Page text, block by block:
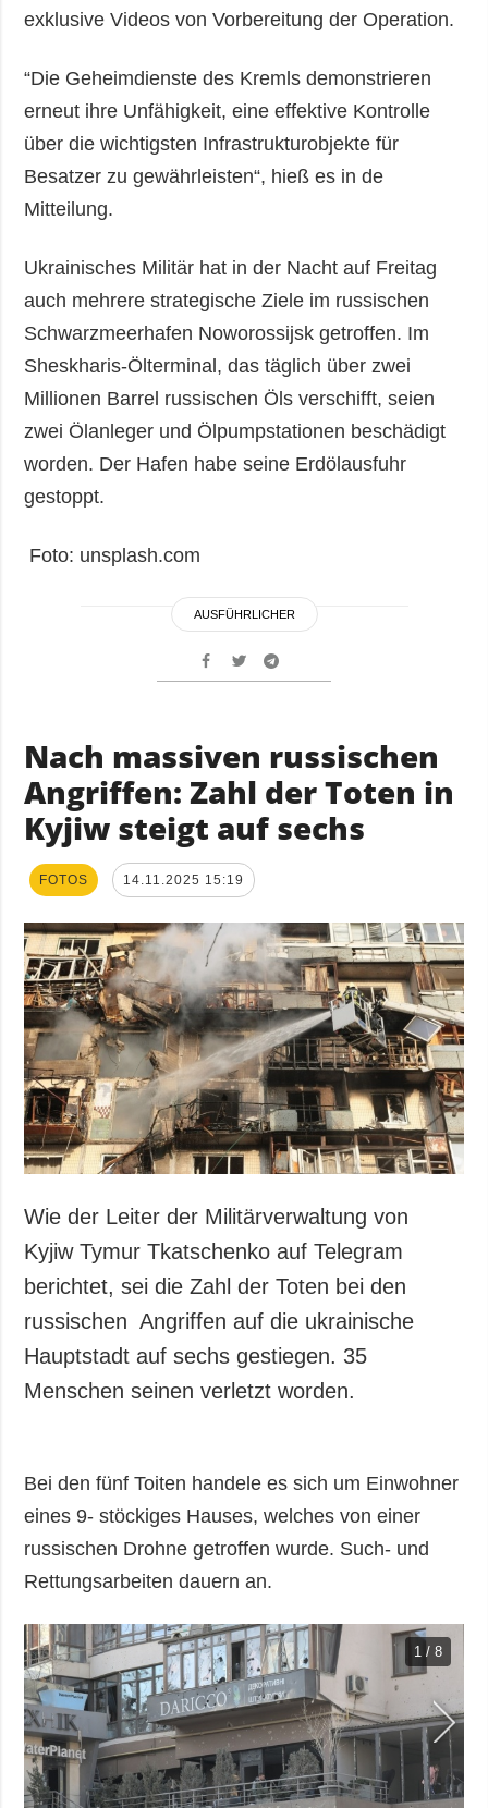
exklusive Videos von Vorbereitung der Operation.
“Die Geheimdienste des Kremls demonstrieren
erneut ihre Unfähigkeit, eine effektive Kontrolle
über die wichtigsten Infrastrukturobjekte für
Besatzer zu gewährleisten“, hieß es in de
Mitteilung.
Ukrainisches Militär hat in der Nacht auf Freitag
auch mehrere strategische Ziele im russischen
Schwarzmeerhafen Noworossijsk getroffen. Im
Sheskharis-Ölterminal, das täglich über zwei
Millionen Barrel russischen Öls verschifft, seien
zwei Ölanleger und Ölpumpstationen beschädigt
worden. Der Hafen habe seine Erdölausfuhr
gestoppt.
Foto: unsplash.com
AUSFÜHRLICHER
Nach massiven russischen
Angriffen: Zahl der Toten in
Kyjiw steigt auf sechs
FOTOS 14.11.2025 15:19
Wie der Leiter der Militärverwaltung von
Kyjiw Tymur Tkatschenko auf Telegram
berichtet, sei die Zahl der Toten bei den
russischen Angriffen auf die ukrainische
Hauptstadt auf sechs gestiegen. 35
Menschen seinen verletzt worden.
Bei den fünf Toiten handele es sich um Einwohner
eines 9- stöckiges Hauses, welches von einer
russischen Drohne getroffen wurde. Such- und
Rettungsarbeiten dauern an.
1 / 8